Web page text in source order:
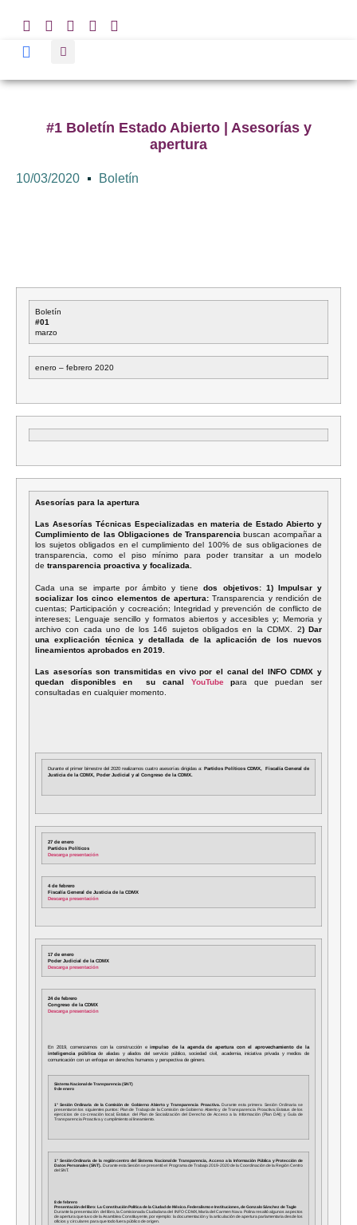
#1 Boletín Estado Abierto | Asesorías y
apertura
10/03/2020 Boletín
Boletín
#01
marzo
enero – febrero 2020
Asesorías para la apertura
Las Asesorías Técnicas Especializadas en materia de Estado Abierto y
Cumplimiento de las Obligaciones de Transparenciabuscan acompañar a
los sujetos obligados en el cumplimiento del 100% de sus obligaciones de
transparencia, como el piso mínimo para poder transitar a un modelo
de transparencia proactiva y focalizada.
Cada una se imparte por ámbito y tienedos objetivos: 1) Impulsar y
socializar los cinco elementos de apertura: Transparencia y rendición de
cuentas; Participación y cocreación; Integridad y prevención de conflicto de
intereses; Lenguaje sencillo y formatos abiertos y accesibles y; Memoria y
archivo con cada uno de los 146 sujetos obligados en la CDMX. 2) Dar
una explicación técnica y detallada de la aplicación de los nuevos
lineamientos aprobados en 2019.
Las asesorías son transmitidas en vivo por el canal del INFO CDMX y
quedan disponibles en su canal YouTubepara que puedan ser
consultadas en cualquier momento.
Durante el primer bimestre del 2020 realizamos cuatro asesorías dirigidas a: Partidos Políticos CDMX,
Fiscalía General de
Justicia de la CDMX, Poder Judicial y al Congreso de la CDMX.
27 de enero
Partidos Políticos
Descarga presentación
4 de febrero
Fiscalía General de Justicia de la CDMX
Descarga presentación
17 de enero
Poder Judicial de la CDMX
Descarga presentación
24 de febrero
Congreso de la CDMX
Descarga presentación
En 2019, comenzamos con la construcción eimpulso de la agenda de apertura con el aprovechamiento de la
inteligencia públicade aliadas y aliados del servicio público, sociedad civil, academia, iniciativa privada y medios de
comunicación con un enfoque en derechos humanos y perspectiva de género.
Sistema Nacional de Transparencia (SNT)
9 de enero
1° Sesión Ordinaria de la Comisión de Gobierno Abiertoy Transparencia Proactiva. Durante esta primera Sesión Ordinaria se
presentaron los siguientes puntos: Plan de Trabajo de la Comisión de Gobierno Abiertoy de Transparencia Proactiva; Estatus de los
ejercicios de co-creación local; Estatus del Plan de Socialización del Derecho de Acceso a la Información (Plan DAI); y Guía de
Transparencia Proactiva y cumplimiento al lineamiento.
1° Sesión Ordinaria de la región centro del Sistema Nacional de Transparencia, Acceso a la Información Pública y Protección de
Datos Personales (SNT).Durante esta Sesión se presentó el Programa de Trabajo 2019-2020 de la Coordinación de la Región Centro
del SNT.
8 de febrero
Presentación del libro: La Constitución Política de la Ciudad de México. Federalismo e Instituciones, de Gonzalo Sánchez de Tagle
Durante la presentación del libro, la Comisionada Ciudadana del INFO CDMX, María del Carmen Nava Polina resaltó algunos aspectos
de apertura que tuvo de la Asamblea Constituyente, por ejemplo: la documentación y la articulación de apertura parlamentaria desde los
oficios y circulares para que todo fuera público de origen.